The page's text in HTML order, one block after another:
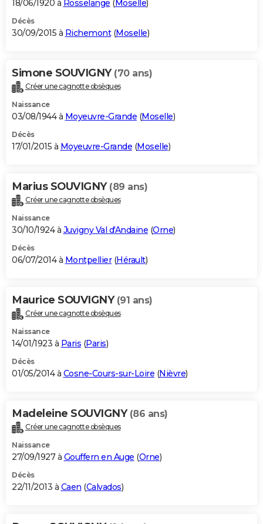
18/06/1920 à Rosselange ( Moselle)
Décès
30/09/2015 à Richemont(Moselle)
Simone SOUVIGNY (70 ans)
Créer une cagnotte obsèques
Naissance
03/08/1944 à Moyeuvre-Grande (Moselle)
Décès
17/01/2015 à Moyeuvre-Grande (Moselle)
Marius SOUVIGNY (89 ans)
Créer une cagnotte obsèques
Naissance
30/10/1924 à Juvigny Val d'Andaine (Orne)
Décès
06/07/2014 à Montpellier(Hérault)
Maurice SOUVIGNY (91 ans)
Créer une cagnotte obsèques
Naissance
14/01/1923 à Paris (Paris)
Décès
01/05/2014 à Cosne-Cours-sur-Loire (Nièvre)
Madeleine SOUVIGNY (86 ans)
Créer une cagnotte obsèques
Naissance
27/09/1927 à Gouffern en Auge (Orne)
Décès
22/11/2013 à Caen (Calvados)